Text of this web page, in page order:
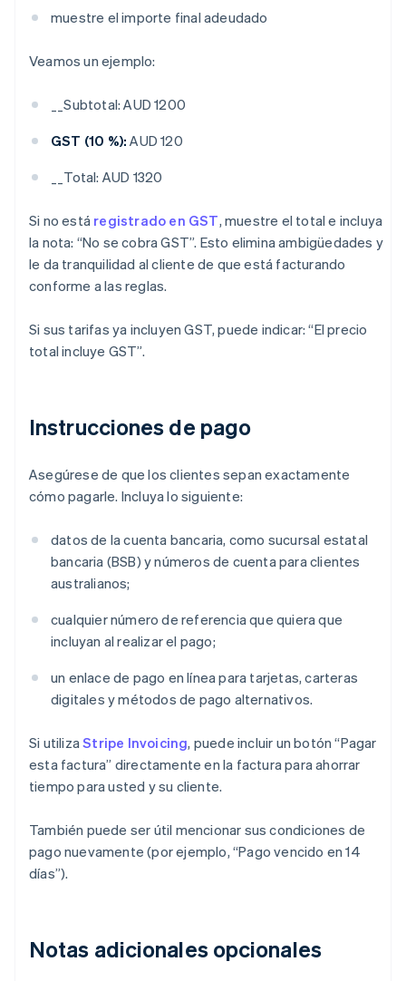
muestre el importe final adeudado
Veamos un ejemplo:
__Subtotal: AUD 1200
GST (10 %): AUD 120
__Total: AUD 1320
Si no está registrado en GST, muestre el total e incluya
la nota: “No se cobra GST”. Esto elimina ambigüedades y
le da tranquilidad al cliente de que está facturando
conforme a las reglas.
Si sus tarifas ya incluyen GST, puede indicar: “El precio
total incluye GST”.
Instrucciones de pago
Asegúrese de que los clientes sepan exactamente
cómo pagarle. Incluya lo siguiente:
datos de la cuenta bancaria, como sucursal estatal
bancaria (BSB) y números de cuenta para clientes
australianos;
cualquier número de referencia que quiera que
incluyan al realizar el pago;
un enlace de pago en línea para tarjetas, carteras
digitales y métodos de pago alternativos.
Si utilizaStripe Invoicing, puede incluir un botón “Pagar
esta factura” directamente en la factura para ahorrar
tiempo para usted y su cliente.
También puede ser útil mencionar sus condiciones de
pago nuevamente (por ejemplo, “Pago vencido en 14
días”).
Notas adicionales opcionales